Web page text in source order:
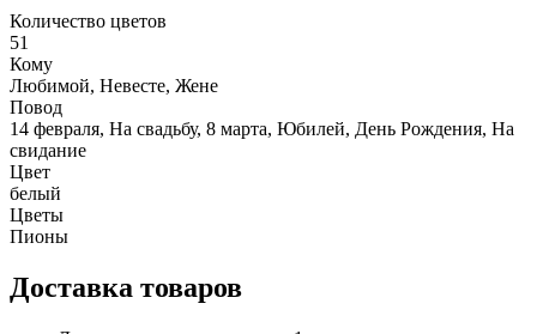
Количество цветов
51
Кому
Любимой, Невесте, Жене
Повод
14 февраля, На свадьбу, 8 марта, Юбилей, День Рождения, На
свидание
Цвет
белый
Цветы
Пионы
Доставка товаров